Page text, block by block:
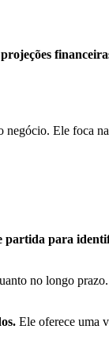
projeções
negócio. Ele foca
partida para
no longo
Ele oferece uma